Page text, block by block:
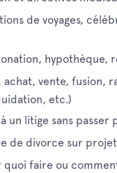
de voyages,
hypothèque,
vente, fusion,
etc.)
un litige sans
de divorce sur
quoi faire ou